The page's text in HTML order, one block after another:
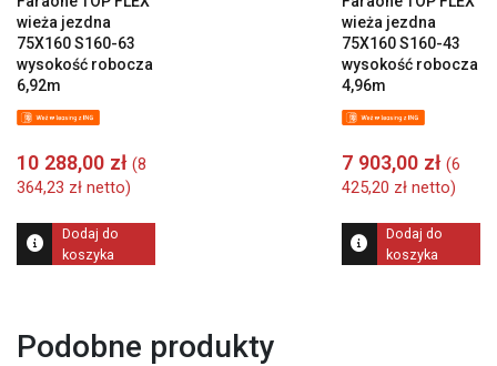
wieża jezdna
75X160 S160-63
wysokość robocza
6,92m
10 288,00 zł (8
364,23 zł netto)
Dodaj do
koszyka
wieża jezdna
75X160 S160-43
wysokość robocza
4,96m
7 903,00 zł (6
425,20 złnetto)
Dodaj do
koszyka
Podobne produkty